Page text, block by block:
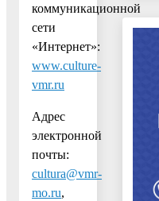
коммуникационной
сети
«Интернет»:
www.culture-
vmr.ru
Адрес
электронной
почты:
cultura@vmr-
mo.ru,